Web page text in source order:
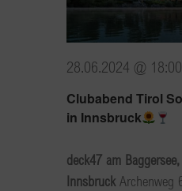
Clubabend Tirol
in Innsbruck
28.06.2024 @ 18:00
deck47 am
Innsbruck Archenweg